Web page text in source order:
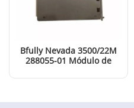
Bfully Nevada 3500/22M
288055-01 Módulo de
transitorios
LEER MÁS